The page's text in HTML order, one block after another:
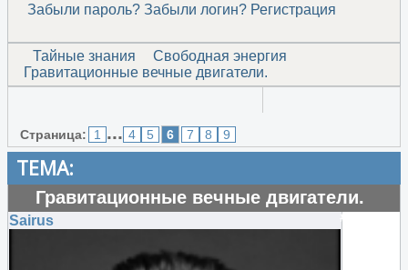
Забыли пароль? Забыли логин? Регистрация
Тайные знания
Свободная энергия
Гравитационные вечные двигатели.
Страница: 1 ... 4 5 6 7 8 9
ТЕМА:
Гравитационные вечные двигатели.
#124380
Sairus